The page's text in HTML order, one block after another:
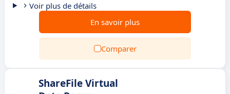
Voir plus de détails
En savoir plus
Comparer
ShareFile Virtual